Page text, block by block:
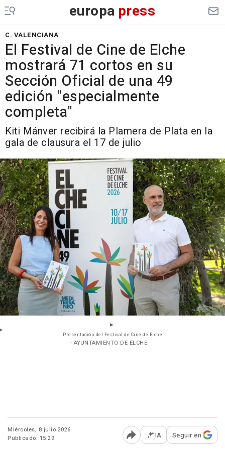
europa press
C. VALENCIANA
El Festival de Cine de Elche
mostrará 71 cortos en su
Sección Oficial de una 49
edición "especialmente
completa"
Kiti Mánver recibirá la Plamera de Plata en la
gala de clausura el 17 de julio
Presentación del Festival de Cine de Elche
- AYUNTAMIENTO DE ELCHE
Miércoles, 8 julio 2026
Publicado: 15:29
Abrir opciones para
IA Seguir en